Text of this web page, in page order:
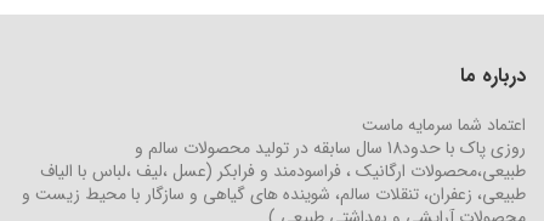
درباره ما
اعتماد شما سرمایه ماست
روزی پاک با حدود18 سال سابقه در تولید محصولات سالم و
طبیعی،محصولات ارگانیک ، فراسودمند و فرابکر (عسل ،لیف ،لباس با الیاف
طبیعی، زعفران، تنقلات سالم، شوینده های گیاهی و سازگار با محیط زیست و